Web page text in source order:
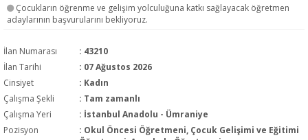
Çocukların öğrenme ve gelişim yolculuğuna katkı sağlayacak öğretmen
adaylarının başvurularını bekliyoruz.
İlan Numarası
: 43210
İlan Tarihi
: 07 Ağustos 2026
Cinsiyet
: Kadın
Çalışma Şekli
: Tam zamanlı
Çalışma Yeri
: İstanbul Anadolu - Ümraniye
Pozisyon
: Okul Öncesi Öğretmeni, Çocuk Gelişimi ve Eğitimi